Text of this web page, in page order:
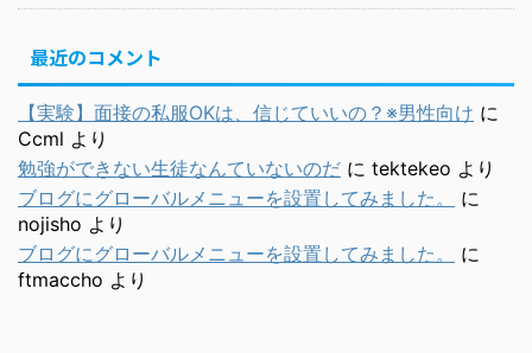
最近のコメント
【実験】面接の私服OKは、信じていいの？※男性向け に
Ccml より
勉強ができない生徒なんていないのだ に tektekeo より
ブログにグローバルメニューを設置してみました。
に
nojisho より
ブログにグローバルメニューを設置してみました。
に
ftmaccho より